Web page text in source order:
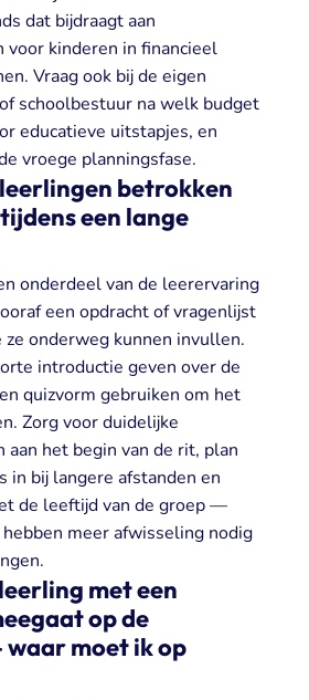
dat bijdraagt aan
voor kinderen in financieel
Vraag ook bij de eigen
schoolbestuur na welk budget
educatieve uitstapjes, en
vroege planningsfase.
betrokken
een lange
onderdeel van de leerervaring
een opdracht of vragenlijst
ze onderweg kunnen invullen.
introductie geven over de
quizvorm gebruiken om het
Zorg voor duidelijke
aan het begin van de rit, plan
in bij langere afstanden en
de leeftijd van de groep —
meer afwisseling nodig
met een
op de
moet ik op